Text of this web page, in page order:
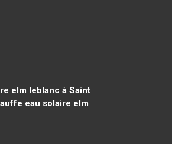
elm leblanc à Saint
eau solaire elm